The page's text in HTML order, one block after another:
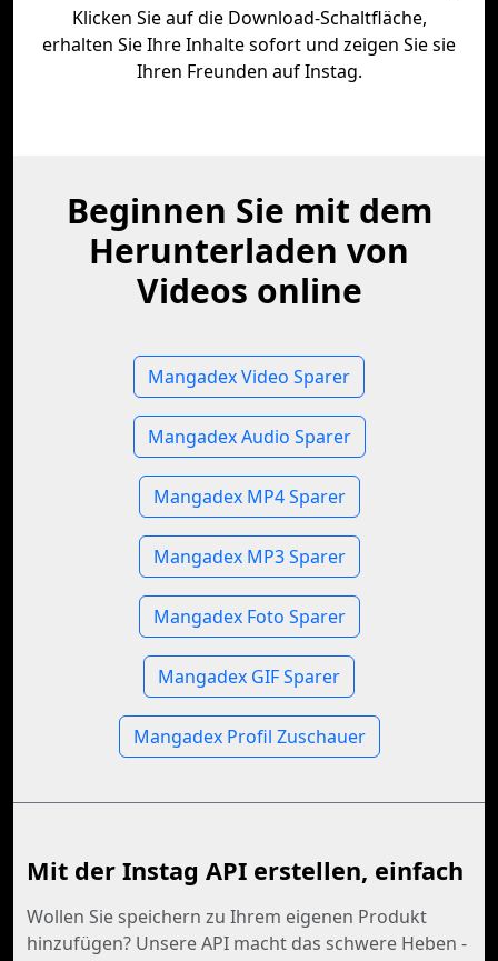
Klicken Sie auf die Download-Schaltfläche,
erhalten Sie Ihre Inhalte sofort und zeigen Sie sie
Ihren Freunden auf Instag.
Beginnen Sie mit dem
Herunterladen von
Videos online
Mangadex Video Sparer
Mangadex Audio Sparer
Mangadex MP4 Sparer
Mangadex MP3 Sparer
Mangadex Foto Sparer
Mangadex GIF Sparer
Mangadex Profil Zuschauer
Mit der Instag API erstellen, einfach
Wollen Sie speichern zu Ihrem eigenen Produkt
hinzufügen? Unsere API macht das schwere Heben -